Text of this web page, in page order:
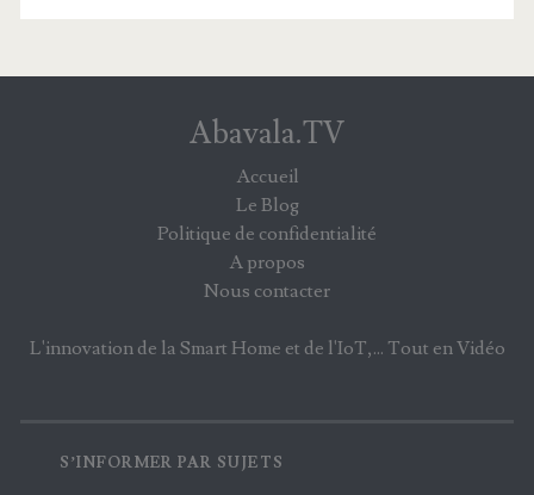
Abavala.TV
Accueil
Le Blog
Politique de confidentialité
A propos
Nous contacter
L'innovation de la Smart Home et de l'IoT,... Tout en Vidéo
S’INFORMER PAR SUJETS